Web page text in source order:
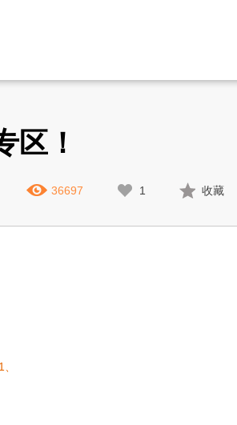
区！
36697 1 收藏